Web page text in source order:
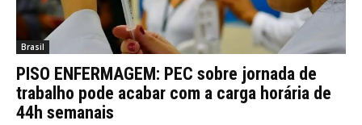
Brasil
PISO ENFERMAGEM: PEC sobre jornada de
trabalho pode acabar com a carga horária de
44h semanais